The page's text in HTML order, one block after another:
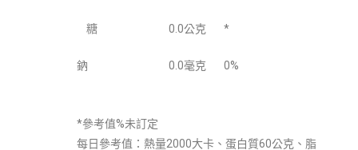
糖 0.0公克 *
鈉 0.0毫克 0%
*參考值%未訂定
每日參考值：熱量2000大卡、蛋白質60公克、脂